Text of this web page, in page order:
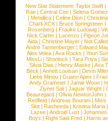
New Star Statement: Taylor Swift |
Rae| Central Cee| Selena Gomez
| Metallica | Celine Dion |
Charli XCX| Bruce Springsteen|
Rosenberg | Frauke Ludowig |
Nick Carter | Lucenzo | Pigeon
Aida| Christine Mayer| Not
Andre Tannenberger | Edward
Alex Velea | Ava Rocks | Youn
MissLi | Shonlock | Tara Priya |
Silvia Dias | Henry Maske| Ava
Beck | Annett Louisan| Devin
Liebe Minou| Guano Apes |
Andy Grammer| Jamie Woon|
Ziynet Sali| Jaguar Wright|
Beauregard| Olivia NewtonJohn|
Redfield | Andreas Bourani | Miss
Slot | Rasheeda | Kristina Maria |
Lazee | Android Lust | Johannes
Boys | Right Said Fred | Harris